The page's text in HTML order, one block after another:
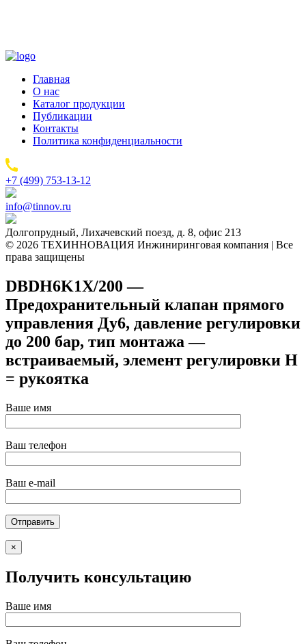
Главная
О нас
Каталог продукции
Публикации
Контакты
Политика конфиденциальности
+7 (499) 753-13-12
info@tinnov.ru
Долгопрудный, Лихачевский поезд, д. 8, офис 213
© 2026 ТЕХИННОВАЦИЯ Инжиниринговая компания | Все
права защищены
DBDH6K1X/200 —
Предохранительный клапан прямого
управления Ду6, давление регулировки
до 200 бар, тип монтажа —
встраиваемый, элемент регулировки H
= рукоятка
Ваше имя
Ваш телефон
Ваш e-mail
×
Получить консультацию
Ваше имя